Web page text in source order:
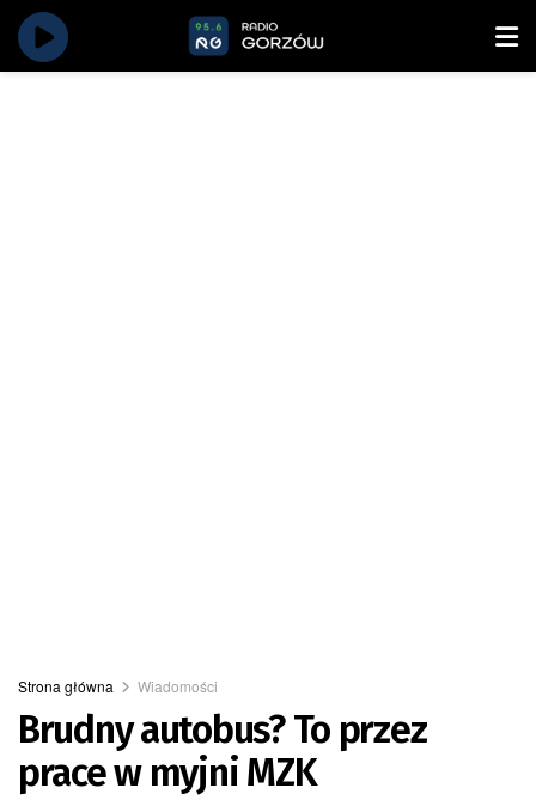
Strona główna Wiadomości
Brudny autobus? To przez
prace w myjni MZK